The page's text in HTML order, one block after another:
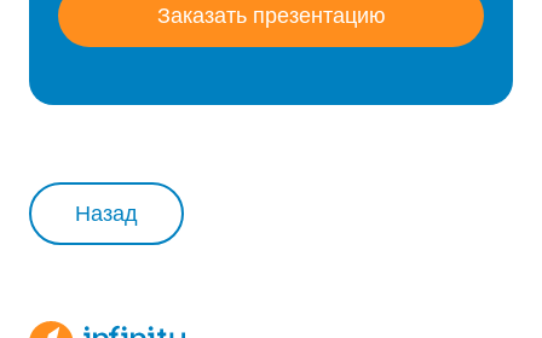
Заказать презентацию
Назад